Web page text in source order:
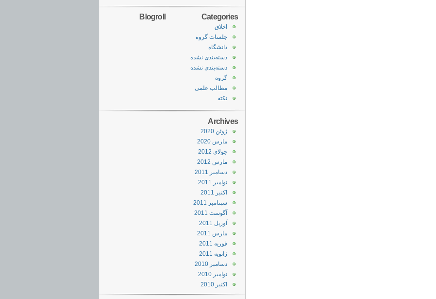
Categories
اخلاق
جلسات گروه
دانشگاه
دسته‌بندی نشده
دسته‌بندی نشده
گروه
مطالب علمی
نکته
Blogroll
Archives
ژوئن 2020
مارس 2020
جولای 2012
مارس 2012
دسامبر 2011
نوامبر 2011
اکتبر 2011
سپتامبر 2011
آگوست 2011
آوریل 2011
مارس 2011
فوریه 2011
ژانویه 2011
دسامبر 2010
نوامبر 2010
اکتبر 2010